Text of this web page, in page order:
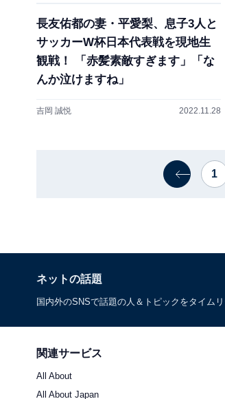
長友佑都の妻・平愛梨、息子3人と
サッカーW杯日本代表戦を現地生
観戦！ 「赤髪素敵すぎます」「な
んか泣けますね」
吉岡 誠悦 2022.11.28
1
ネットの話題
国内外のSNSで話題の人＆トピックをタイム
関連サービス
All About
All About Japan